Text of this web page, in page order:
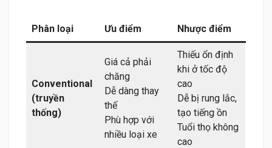
Phân loại Ưu điểm Nhược điểm
Conventional
(truyền
thống)
Giá cả phải
chăng
Dễ dàng thay
thế
Phù hợp với
nhiều loại xe
Thiếu ổn định
khi ở tốc độ
cao
Dễ bị rung lắc,
tạo tiếng ồn
Tuổi thọ không
cao